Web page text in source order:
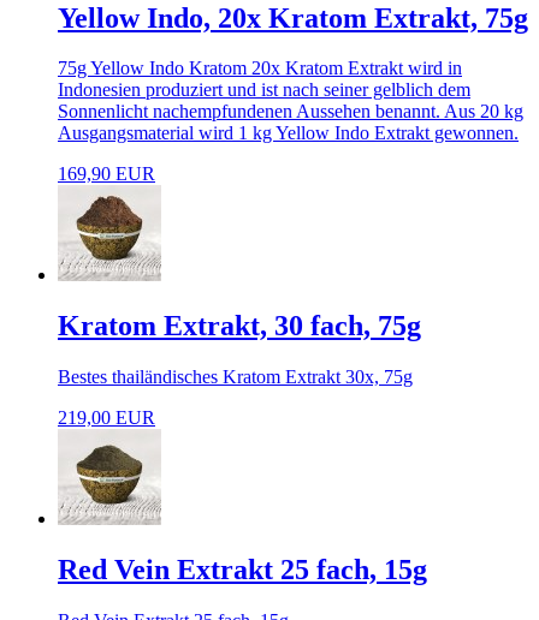
Yellow Indo, 20x Kratom Extrakt, 75g
75g Yellow Indo Kratom 20x Kratom Extrakt wird in
Indonesien produziert und ist nach seiner gelblich dem
Sonnenlicht nachempfundenen Aussehen benannt. Aus 20 kg
Ausgangsmaterial wird 1 kg Yellow Indo Extrakt gewonnen.
169,90 EUR
Kratom Extrakt, 30 fach, 75g
Bestes thailändisches Kratom Extrakt 30x, 75g
219,00 EUR
Red Vein Extrakt 25 fach, 15g